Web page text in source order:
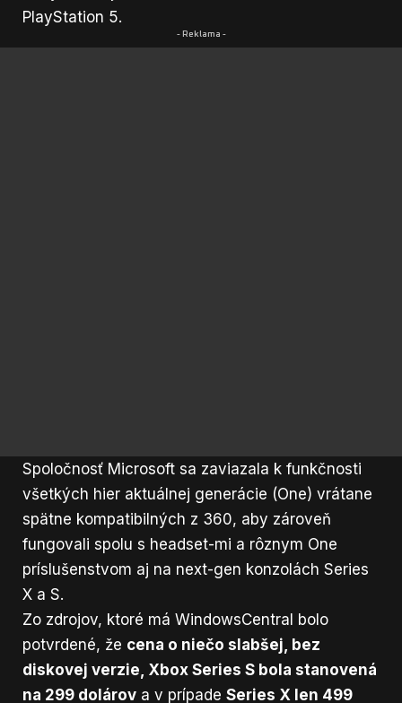
PlayStation 5.
- Reklama -
Spoločnosť Microsoft sa zaviazala k funkčnosti
všetkých hier aktuálnej generácie (One) vrátane
spätne kompatibilných z 360, aby zároveň
fungovali spolu s headset-mi a rôznym One
príslušenstvom aj na next-gen konzolách Series
X a S.
Zo zdrojov, ktoré má WindowsCentral bolo
potvrdené, že cena o niečo slabšej, bez
diskovej verzie, Xbox Series S bola stanovená
na 299 dolárov a v prípade Series X len 499